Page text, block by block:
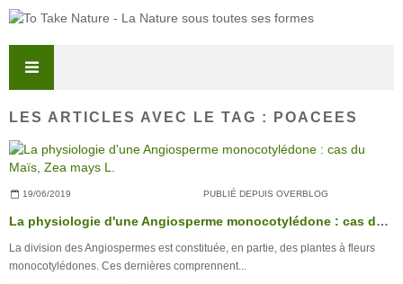
LES ARTICLES AVEC LE TAG : POACEES
19/06/2019 PUBLIÉ DEPUIS OVERBLOG
La physiologie d'une Angiosperme monocotylédone : cas du Maïs, Zea mays L.
La division des Angiospermes est constituée, en partie, des plantes à fleurs
monocotylédones. Ces dernières comprennent...